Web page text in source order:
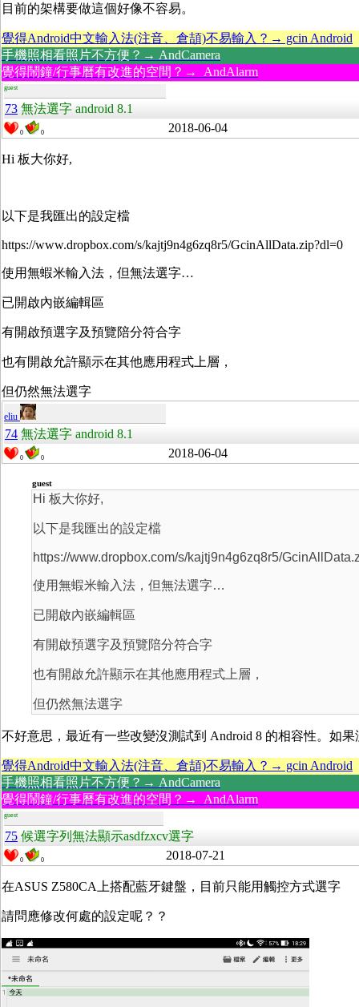
目前的架構要做這個好像不容易。
覺得Android中文輸入法(注音、倉頡)不易輸入？→ gcin Android
手機照相看照片不方便？→ AndCamera
覺得鬧鐘/行事曆有改進的空間？→ AndAlarm
guest
73 無法選字 android 8.1
0 0 2018-06-04
Hi 板大你好,
以下是我匯出的設定檔
https://www.dropbox.com/s/kajtj9n4g6zq8r5/GcinAllData.zip?dl=0
使用無蝦米輸入法，但無法選字…
已開啟內嵌編輯區
有開啟預選字及預覽陪分符合字
也有開啟允許顯示在其他應用程式上層，
但仍然無法選字
eliu
74 無法選字 android 8.1
0 0 2018-06-04
guest
Hi 板大你好,
以下是我匯出的設定檔
https://www.dropbox.com/s/kajtj9n4g6zq8r5/
使用無蝦米輸入法，但無法選字…
已開啟內嵌編輯區
有開啟預選字及預覽陪分符合字
也有開啟允許顯示在其他應用程式上層，
但仍然無法選字
不好意思，最近有一些改變沒測試到 Android 8 的相容性。如
覺得Android中文輸入法(注音、倉頡)不易輸入？→ gcin Android
手機照相看照片不方便？→ AndCamera
覺得鬧鐘/行事曆有改進的空間？→ AndAlarm
guest
75 候選字列無法顯示asdfzxcv選字
0 0 2018-07-21
在ASUS Z580CA上搭配藍牙鍵盤，目前只能用觸控方式選字
請問應修改何處的設定呢？？